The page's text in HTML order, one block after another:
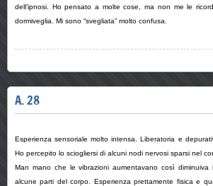
dell’ipnosi. Ho pensato a molte cose, ma non me le
dormiveglia. Mi sono “svegliata” molto confusa.
A. 28
Esperienza sensoriale molto intensa. Liberatoria e
Ho percepito lo sciogliersi di alcuni nodi nervosi sparsi nel
Man mano che le vibrazioni aumentavano così diminuiva
alcune parti del corpo. Esperienza prettamente fisica e